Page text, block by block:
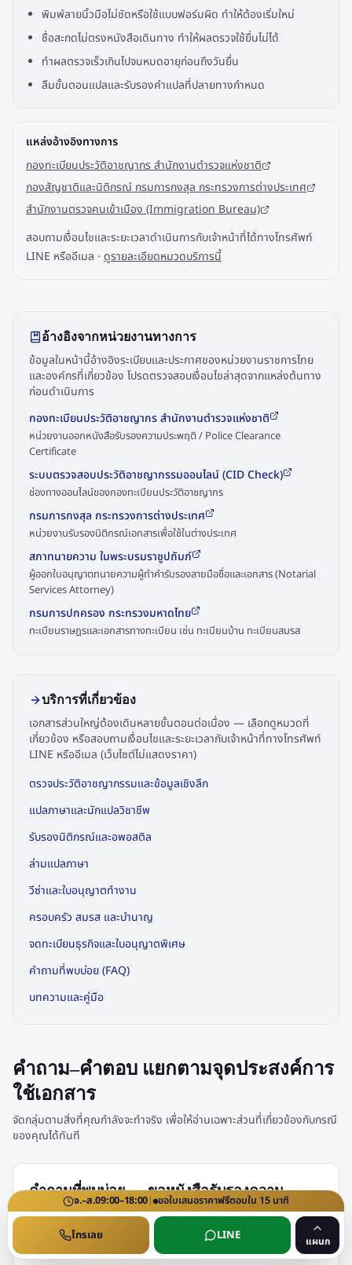
พิมพ์ลายนิ้วมือไม่ชัดหรือใช้แบบฟอร์มผิด ทำให้ต้องเริ่มใหม่
ชื่อสะกดไม่ตรงหนังสือเดินทาง ทำให้ผลตรวจใช้ยื่นไม่ได้
ทำผลตรวจเร็วเกินไปจนหมดอายุก่อนถึงวันยื่น
ลืมขั้นตอนแปลและรับรองคำแปลที่ปลายทางกำหนด
แหล่งอ้างอิงทางการ
กองทะเบียนประวัติอาชญากร สำนักงานตำรวจแห่งชาติ
กองสัญชาติและนิติกรณ์ กรมการกงสุล กระทรวงการต่างประเทศ
สำนักงานตรวจคนเข้าเมือง (Immigration Bureau)
สอบถามเงื่อนไขและระยะเวลาดำเนินการกับเจ้าหน้าที่ได้ทางโทรศัพท์
LINE หรืออีเมล · ดูรายละเอียดหมวดบริการนี้
อ้างอิงจากหน่วยงานทางการ
ข้อมูลในหน้านี้อ้างอิงระเบียบและประกาศของหน่วยงานราชการไทย
และองค์กรที่เกี่ยวข้อง โปรดตรวจสอบเงื่อนไขล่าสุดจากแหล่งต้นทาง
ก่อนดำเนินการ
กองทะเบียนประวัติอาชญากร สำนักงานตำรวจแห่งชาติ
หน่วยงานออกหนังสือรับรองความประพฤติ / Police Clearance
Certificate
ระบบตรวจสอบประวัติอาชญากรรมออนไลน์ (CID Check)
ช่องทางออนไลน์ของกองทะเบียนประวัติอาชญากร
กรมการกงสุล กระทรวงการต่างประเทศ
หน่วยงานรับรองนิติกรณ์เอกสารเพื่อใช้ในต่างประเทศ
สภาทนายความ ในพระบรมราชูปถัมภ์
ผู้ออกใบอนุญาตทนายความผู้ทำคำรับรองลายมือชื่อและเอกสาร (Notarial
Services Attorney)
กรมการปกครอง กระทรวงมหาดไทย
ทะเบียนราษฎรและเอกสารทางทะเบียน เช่น ทะเบียนบ้าน ทะเบียนสมรส
บริการที่เกี่ยวข้อง
เอกสารส่วนใหญ่ต้องเดินหลายขั้นตอนต่อเนื่อง — เลือกดูหมวดที่
เกี่ยวข้อง หรือสอบถามเงื่อนไขและระยะเวลากับเจ้าหน้าที่ทางโทรศัพท์
LINE หรืออีเมล (เว็บไซต์ไม่แสดงราคา)
ตรวจประวัติอาชญากรรมและข้อมูลเชิงลึก
แปลภาษาและนักแปลวิชาชีพ
รับรองนิติกรณ์และอพอสติล
ล่ามแปลภาษา
วีซ่าและใบอนุญาตทำงาน
ครอบครัว สมรส และบำนาญ
จดทะเบียนธุรกิจและใบอนุญาตพิเศษ
คำถามที่พบบ่อย (FAQ)
บทความและคู่มือ
คำถาม–คำตอบ แยกตามจุดประสงค์การ
ใช้เอกสาร
จัดกลุ่มตามสิ่งที่คุณกำลังจะทำจริง เพื่อให้อ่านเฉพาะส่วนที่เกี่ยวข้องกับกรณี
ของคุณได้ทันที
คำถามที่พบบ่อย — ขอหนังสือรับรองความ
ประพฤติ
รวมคำถามของผู้ที่กำลังจะขอเอกสารตรวจประวัติอาชญากรรมเป็นครั้งแรก
พร้อมคำตอบตามขั้นตอนของหน่วยงานราชการ
จ.–ส.09:00–18:00| ขอใบเสนอราคาฟรีตอบใน 15 นาที
โทรเลย LINE แผนก